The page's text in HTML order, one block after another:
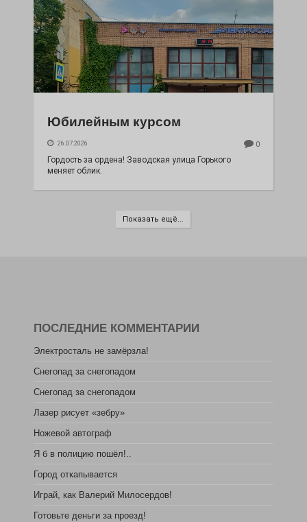
Юбилейным курсом
26.07.2026 0
Гордость за ордена! Заводская улица Горького
меняет облик.
Показать ещё...
ПОСЛЕДНИЕ КОММЕНТАРИИ
Электросталь не замёрзла!
Снегопад за снегопадом
Снегопад за снегопадом
Лазер рисует «зебру»
Ножевой автограф
Я б в полицию пошёл!..
Город откапывается
Играй, как Валерий Милосердов!
Готовьте деньги за проезд!